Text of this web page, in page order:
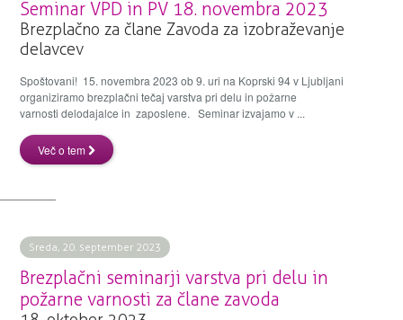
Seminar VPD in PV 18. novembra 2023
Brezplačno za člane Zavoda za izobraževanje
delavcev
Spoštovani! 15. novembra 2023 ob 9. uri na Koprski 94 v Ljubljani
organiziramo brezplačni tečaj varstva pri delu in požarne
varnosti delodajalce in zaposlene. Seminar izvajamo v ...
Več o tem
Sreda, 20. september 2023
Brezplačni seminarji varstva pri delu in
požarne varnosti za člane zavoda